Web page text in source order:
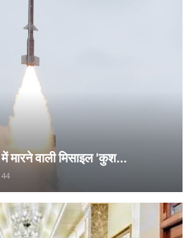
मारने वाली मिसाइल 'कुश...
44